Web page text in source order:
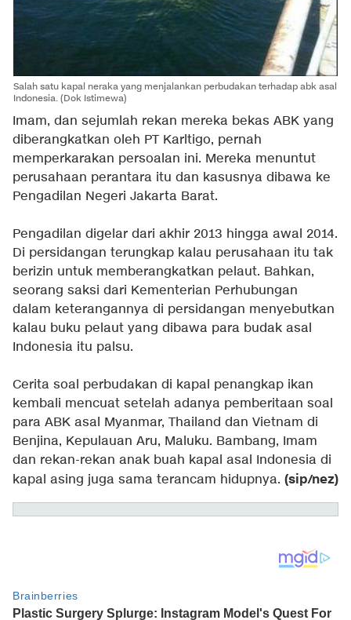
Salah satu kapal neraka yang menjalankan perbudakan terhadap abk asal
Indonesia. (Dok Istimewa)
Imam, dan sejumlah rekan mereka bekas ABK yang
diberangkatkan oleh PT Karltigo, pernah
memperkarakan persoalan ini. Mereka menuntut
perusahaan perantara itu dan kasusnya dibawa ke
Pengadilan Negeri Jakarta Barat.
Pengadilan digelar dari akhir 2013 hingga awal 2014.
Di persidangan terungkap kalau perusahaan itu tak
berizin untuk memberangkatkan pelaut. Bahkan,
seorang saksi dari Kementerian Perhubungan
dalam keterangannya di persidangan menyebutkan
kalau buku pelaut yang dibawa para budak asal
Indonesia itu palsu.
Cerita soal perbudakan di kapal penangkap ikan
kembali mencuat setelah adanya pemberitaan soal
para ABK asal Myanmar, Thailand dan Vietnam di
Benjina, Kepulauan Aru, Maluku. Bambang, Imam
dan rekan-rekan anak buah kapal asal Indonesia di
kapal asing juga sama terancam hidupnya. (sip/nez)